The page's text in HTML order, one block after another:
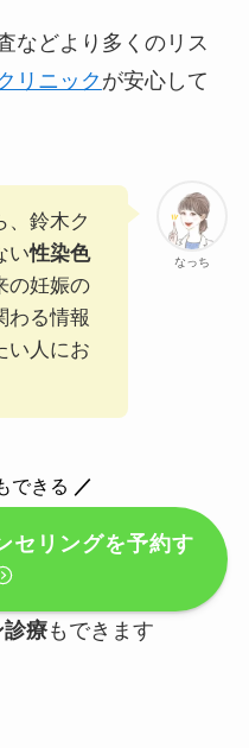
などより多くのリス
リニック が安心して
なっち
、鈴木ク
い性染色
の妊娠の
わる情報
い人にお
できる ／
セリングを予約す
診療もできます